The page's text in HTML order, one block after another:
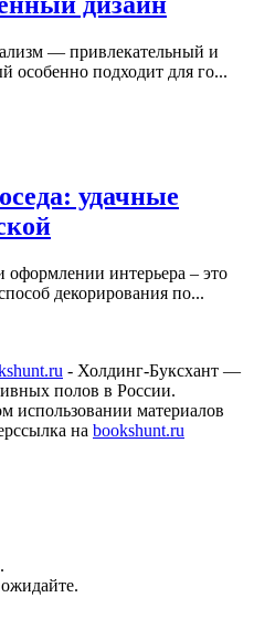
— привлекательный и
особенно подходит для го...
удачные
оформлении интерьера – это
декорирования по...
- Холдинг-Буксхант —
полов в России.
использовании материалов
на bookshunt.ru